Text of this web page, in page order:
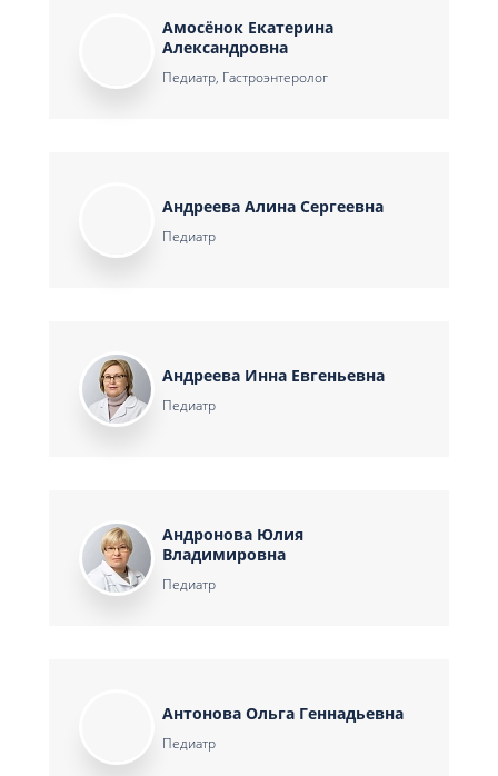
Амосёнок Екатерина
Александровна
Педиатр, Гастроэнтеролог
Андреева Алина Сергеевна
Педиатр
Андреева Инна Евгеньевна
Педиатр
Андронова Юлия
Владимировна
Педиатр
Антонова Ольга Геннадьевна
Педиатр